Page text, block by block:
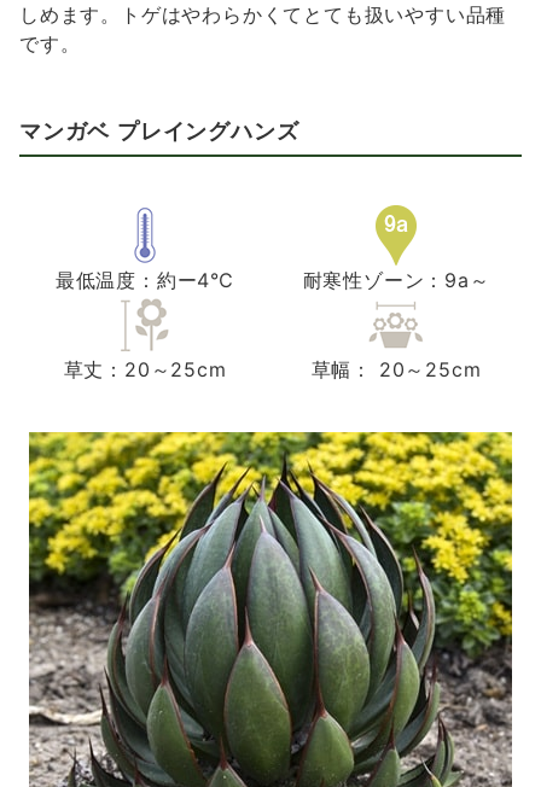
しめます。トゲはやわらかくてとても扱いやすい品種
です。
マンガベ プレイングハンズ
最低温度：約ー4℃ 耐寒性ゾーン：9a～
草丈：20～25cm 草幅： 20～25cm